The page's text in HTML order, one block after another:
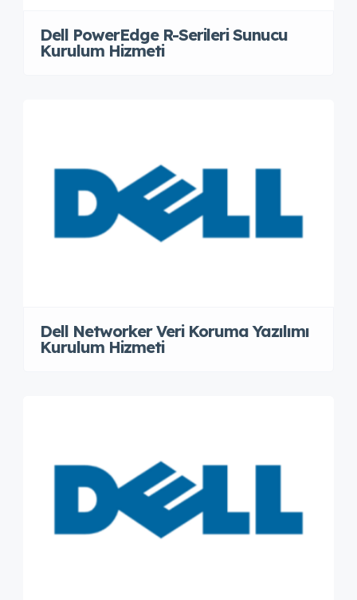
Dell PowerEdge R-Serileri Sunucu
Kurulum Hizmeti
Dell Networker Veri Koruma Yazılımı
Kurulum Hizmeti